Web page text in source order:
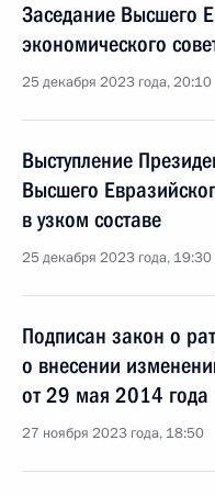
Заседание Высшего
экономического
25 декабря 2023 года, 20:10
Выступление
Высшего
в узком составе
25 декабря 2023 года, 19:30
Подписан закон о
о внесении
от 29 мая 2014 года
27 ноября 2023 года, 18:50